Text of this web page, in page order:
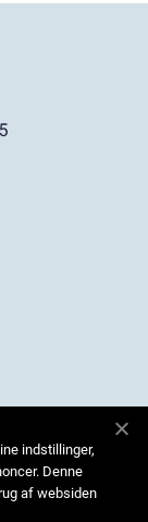
indstillinger,
Denne
af websiden